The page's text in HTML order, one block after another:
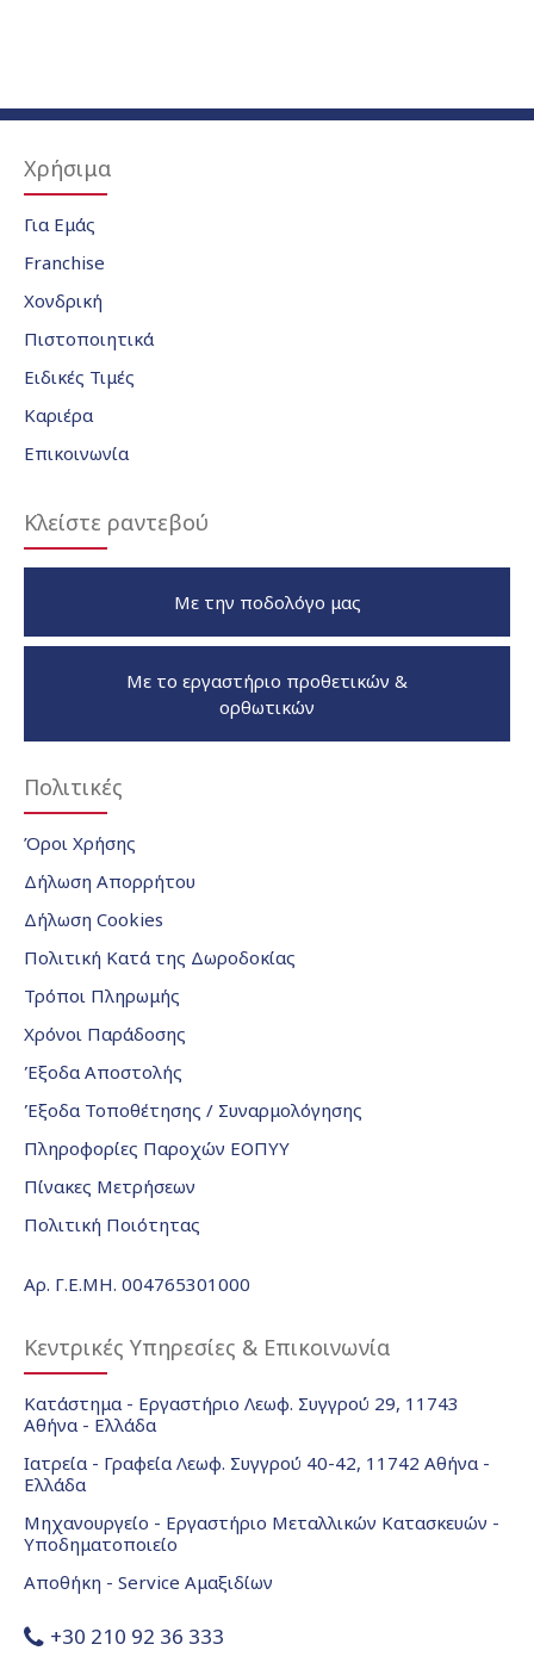
Χρήσιμα
Για Εμάς
Franchise
Χονδρική
Πιστοποιητικά
Ειδικές Τιμές
Καριέρα
Επικοινωνία
Κλείστε ραντεβού
Με την ποδολόγο μας
Με το εργαστήριο προθετικών &
ορθωτικών
Πολιτικές
Όροι Χρήσης
Δήλωση Απορρήτου
Δήλωση Cookies
Πολιτική Κατά της Δωροδοκίας
Τρόποι Πληρωμής
Χρόνοι Παράδοσης
Έξοδα Αποστολής
Έξοδα Τοποθέτησης / Συναρμολόγησης
Πληροφορίες Παροχών ΕΟΠΥΥ
Πίνακες Μετρήσεων
Πολιτική Ποιότητας
Αρ. Γ.Ε.ΜΗ. 004765301000
Κεντρικές Υπηρεσίες & Επικοινωνία
Κατάστημα - Εργαστήριο Λεωφ. Συγγρού 29, 11743
Αθήνα - Ελλάδα
Ιατρεία - Γραφεία Λεωφ. Συγγρού 40-42, 11742 Αθήνα -
Ελλάδα
Μηχανουργείο - Εργαστήριο Μεταλλικών Κατασκευών -
Υποδηματοποιείο
Αποθήκη - Service Αμαξιδίων
+30 210 92 36 333